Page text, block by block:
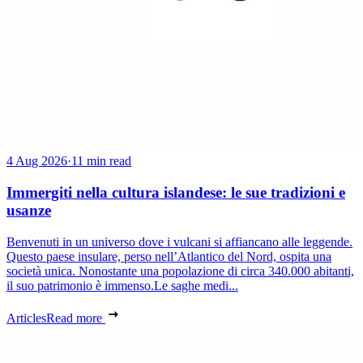
4 Aug 2026·11 min read
Immergiti nella cultura islandese: le sue tradizioni e
usanze
Benvenuti in un universo dove i vulcani si affiancano alle leggende.
Questo paese insulare, perso nell’Atlantico del Nord, ospita una
società unica. Nonostante una popolazione di circa 340.000 abitanti,
il suo patrimonio è immenso.Le saghe medi...
ArticlesRead more